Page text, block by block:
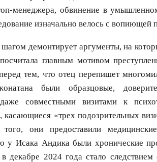
менеджера, обвинение в
изначально велось с вопиющей
демонтирует аргументы, на
главным мотивом
тем, что отец перепишет
были образцовые,
совместными визитами к
касающиеся «трех подозрительных
того, они предоставили
у Исака Андика были хронические
декабре 2024 года стало